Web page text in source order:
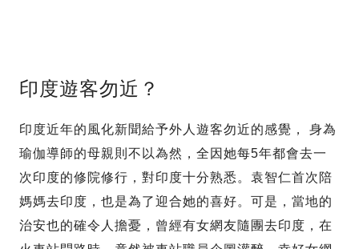
印度遊客勿近？
印度近年的風化新聞給予外人遊客勿近的感覺， 身為
瑜伽導師的母親則不以為然，全因她每5年都會去一
次印度的修院修行，對印度十分熟悉。袁智仁首次陪
媽媽去印度，也是為了迎合她的喜好。可是，當地的
治安也的確令人擔憂，曾經有女網友隨團去印度，在